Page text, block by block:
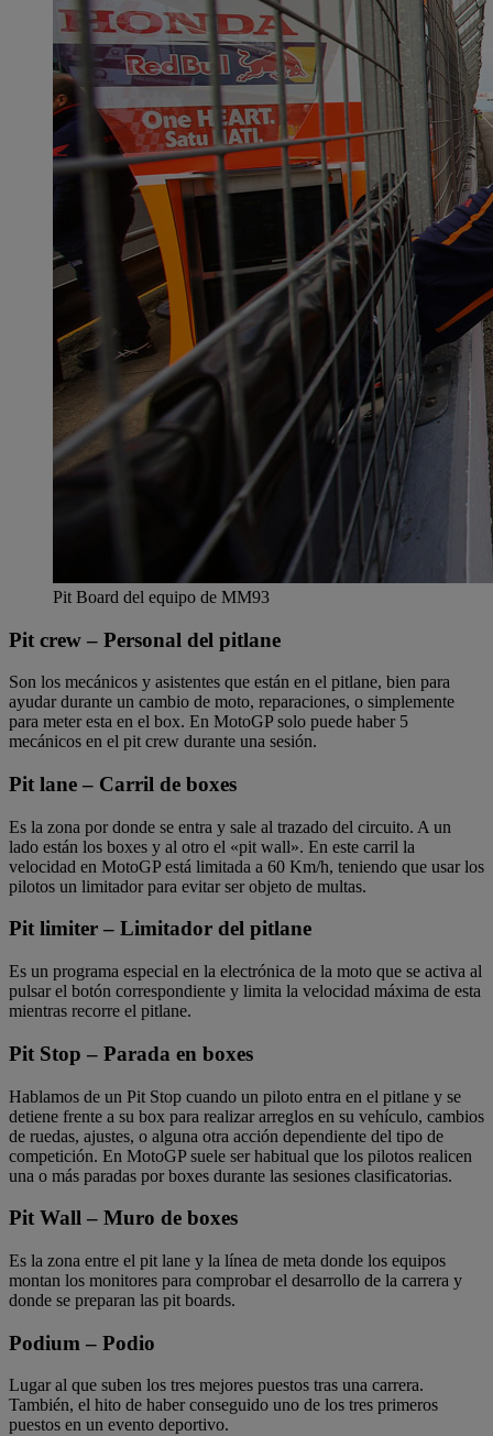
Pit Board del equipo de MM93
Pit crew – Personal del pitlane
Son los mecánicos y asistentes que están en el pitlane, bien para
ayudar durante un cambio de moto, reparaciones, o simplemente
para meter esta en el box. En MotoGP solo puede haber 5
mecánicos en el pit crew durante una sesión.
Pit lane – Carril de boxes
Es la zona por donde se entra y sale al trazado del circuito. A un
lado están los boxes y al otro el «pit wall». En este carril la
velocidad en MotoGP está limitada a 60 Km/h, teniendo que usar los
pilotos un limitador para evitar ser objeto de multas.
Pit limiter – Limitador del pitlane
Es un programa especial en la electrónica de la moto que se activa al
pulsar el botón correspondiente y limita la velocidad máxima de esta
mientras recorre el pitlane.
Pit Stop – Parada en boxes
Hablamos de un Pit Stop cuando un piloto entra en el pitlane y se
detiene frente a su box para realizar arreglos en su vehículo, cambios
de ruedas, ajustes, o alguna otra acción dependiente del tipo de
competición. En MotoGP suele ser habitual que los pilotos realicen
una o más paradas por boxes durante las sesiones clasificatorias.
Pit Wall – Muro de boxes
Es la zona entre el pit lane y la línea de meta donde los equipos
montan los monitores para comprobar el desarrollo de la carrera y
donde se preparan las pit boards.
Podium – Podio
Lugar al que suben los tres mejores puestos tras una carrera.
También, el hito de haber conseguido uno de los tres primeros
puestos en un evento deportivo.